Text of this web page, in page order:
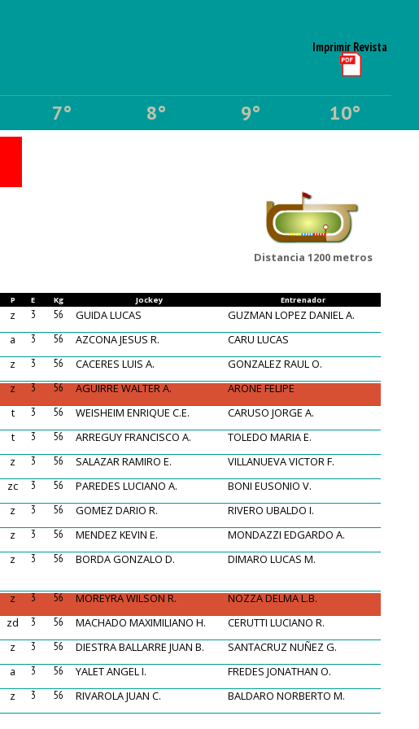
Imprimir Revista
7° 8° 9° 10°
Distancia 1200 metros
P E Kg Jockey Entrenador
z 3 56 GUIDA LUCAS
GUZMAN LOPEZ DANIEL A.
a 3 56 AZCONA JESUS R.
CARU LUCAS
z 3 56 CACERES LUIS A.
GONZALEZ RAUL O.
z 3 56 AGUIRRE WALTER A.
ARONE FELIPE
t 3 56 WEISHEIM ENRIQUE C.E.
CARUSO JORGE A.
t 3 56 ARREGUY FRANCISCO A.
TOLEDO MARIA E.
z 3 56 SALAZAR RAMIRO E.
VILLANUEVA VICTOR F.
zc 3 56 PAREDES LUCIANO A.
BONI EUSONIO V.
z 3 56 GOMEZ DARIO R.
RIVERO UBALDO I.
z 3 56 MENDEZ KEVIN E.
MONDAZZI EDGARDO A.
z 3 56 BORDA GONZALO D. DIMARO LUCAS M.
z 3 56 MOREYRA WILSON R.
NOZZA DELMA L.B.
zd 3 56 MACHADO MAXIMILIANO H.
CERUTTI LUCIANO R.
z 3 56 DIESTRA BALLARRE JUAN B.
SANTACRUZ NUÑEZ G.
a 3 56 YALET ANGEL I.
FREDES JONATHAN O.
z 3 56 RIVAROLA JUAN C. BALDARO NORBERTO M.